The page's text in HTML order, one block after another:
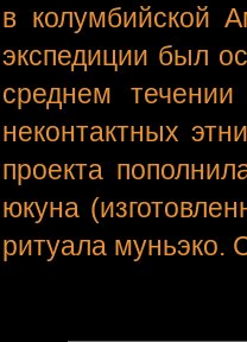
в колумбийской
экспедиции был
среднем
неконтактных
проекта
юкуна
ритуала муньэко.